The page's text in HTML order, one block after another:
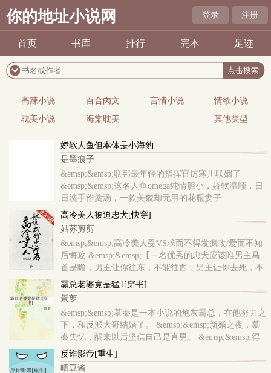
你的地址小说网 登录 注册
首页 书库 排行 完本 足迹
高辣小说 百合肉文 言情小说
情欲小说
耽美小说
海棠耽美 其他类型
娇软人鱼但本体是小海豹
是墨痕子
&emsp;&emsp;联邦最年轻的指挥官厉寒川联姻了
&emsp;&emsp;这名人鱼omega纯情胆小，娇软温顺，日
日洗手作羹汤，一款美貌却无用的花瓶妻子
&emsp;&emsp;新婚当晚，他俊脸一沉，没等..
高冷美人被迫忠犬[快穿]
姑苏剪剪
&emsp;&emsp;高冷美人受VS求而不得发疯攻/爱而不知
后悔攻 &emsp;&emsp;【一名优秀的忠犬应该唯男主马
首是瞻，男主让你往东，不能往西，男主让你去死，不
能苟活。】 &emsp;&emsp;【一名优秀的忠犬应该将男
主的安危放在首位，男主生病你陪护，男主..
霸总老婆竟是猛1[穿书]
景萝
&emsp;&emsp;慕秦是一本小说的炮灰霸总，在他努力之
下，和反派大哥结婚了。 &emsp;&emsp;新婚之夜，慕
秦失忆，醒来以后坚信自己是直男。 &emsp;&emsp;得
知自己老婆是男人，慕秦：这不合理，我怎么是弯的？
&emsp;&emsp;为恢复记忆，慕秦勉强和大哥生活在..
反诈影帝[重生]
晒豆酱